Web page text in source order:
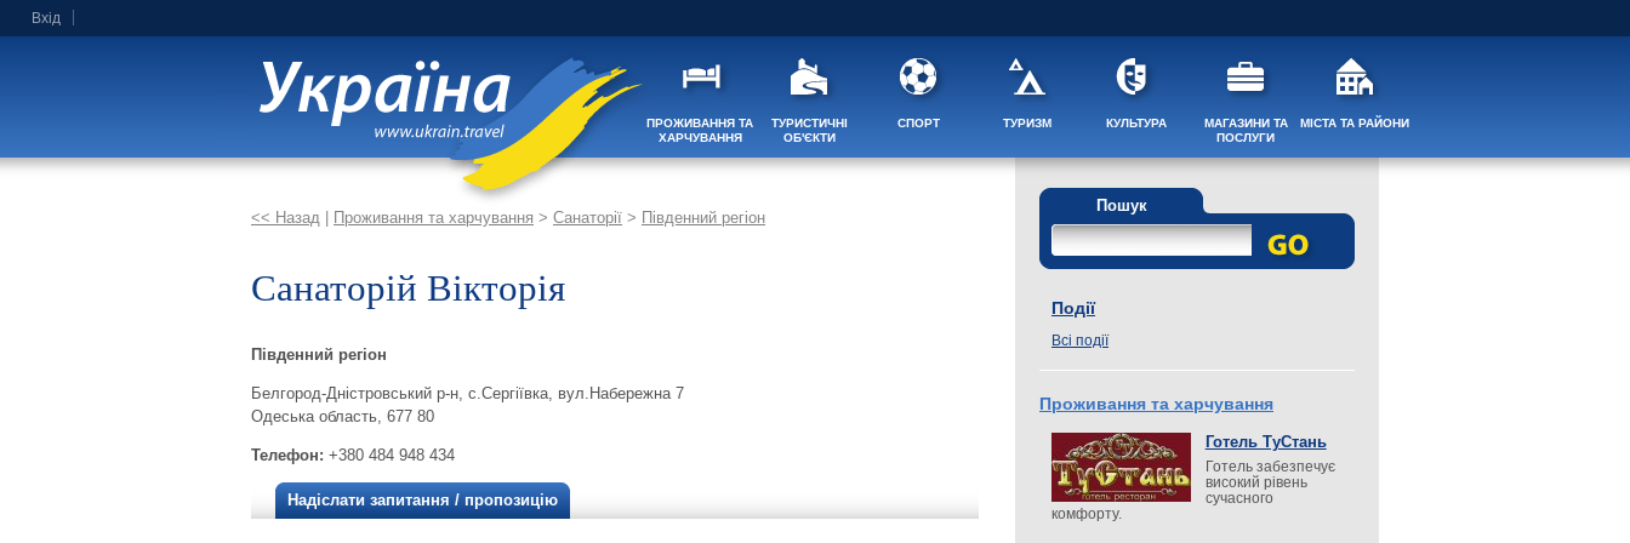
Вхід
ПРОЖИВАННЯ ТА
ХАРЧУВАННЯ
ТУРИСТИЧНІ
ОБ'ЄКТИ
СПОРТ ТУРИЗМ КУЛЬТУРА
МАГАЗИНИ ТА
ПОСЛУГИ
МІСТА ТА РАЙОНИ
<< Назад Проживання та харчування > Санаторії > Південний регіон
Санаторій Вікторія
Південний регіон
Белгород-Дністровський р-н, с.Сергіївка, вул.Набережна 7
Одеська область, 677 80
Телефон: +380 484 948 434
Надіслати запитання / пропозицію
Пошук
Події
Всі події
Проживання та харчування
Готель ТуСтань
Готель забезпечує
високий рівень
сучасного
комфорту.